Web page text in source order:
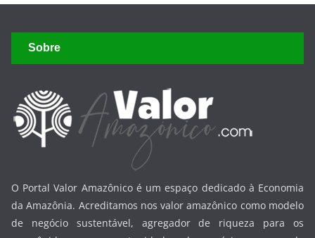
Sobre
O Portal Valor Amazônico é um espaço dedicado à Economia
da Amazônia. Acreditamos nos valor amazônico como modelo
de negócio sustentável, agregador de riqueza para os